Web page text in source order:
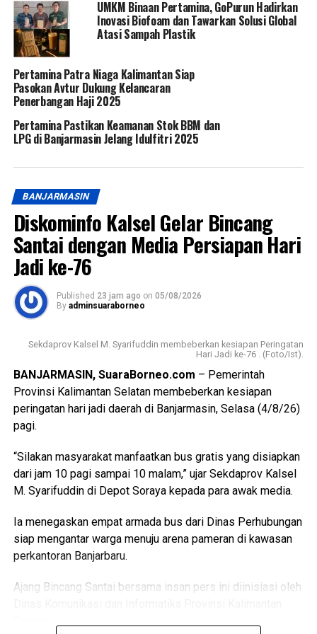
UMKM Binaan Pertamina, GoPurun Hadirkan
Inovasi Biofoam dan Tawarkan Solusi Global
Atasi Sampah Plastik
Pertamina Patra Niaga Kalimantan Siap
Pasokan Avtur Dukung Kelancaran
Penerbangan Haji 2025
Pertamina Pastikan Keamanan Stok BBM dan
LPG di Banjarmasin Jelang Idulfitri 2025
BANJARMASIN
Diskominfo Kalsel Gelar Bincang
Santai dengan Media Persiapan Hari
Jadi ke-76
Published 23 jam ago on 05/08/2026
By adminsuaraborneo
Sekdaprov Kalsel M. Syarifuddin membeberkan kesiapan Peringatan
Hari Jadi ke-76 . (Foto/Ist).
BANJARMASIN, SuaraBorneo.com – Pemerintah
Provinsi Kalimantan Selatan membeberkan kesiapan
peringatan hari jadi daerah di Banjarmasin, Selasa (4/8/26)
pagi.
“Silakan masyarakat manfaatkan bus gratis yang disiapkan
dari jam 10 pagi sampai 10 malam,” ujar Sekdaprov Kalsel
M. Syarifuddin di Depot Soraya kepada para awak media.
Ia menegaskan empat armada bus dari Dinas Perhubungan
siap mengantar warga menuju arena pameran di kawasan
perkantoran Banjarbaru.
Ajang Bincang Santai bersama insan pers ini diinisiasi oleh